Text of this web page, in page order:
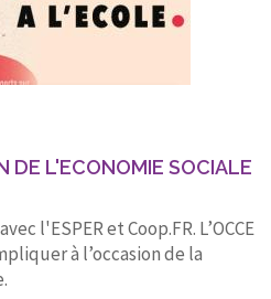
DE L'ECONOMIE SOCIALE
l'ESPER et Coop.FR. L’OCCE
à l’occasion de la